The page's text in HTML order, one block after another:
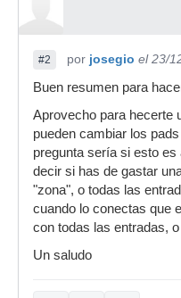
#2 por josegio el 23/
Buen resumen para
Aprovecho para hecerte
pueden cambiar los
pregunta sería si esto
decir si has de gastar
"zona", o todas las
cuando lo conectas que
con todas las entradas,
Un saludo